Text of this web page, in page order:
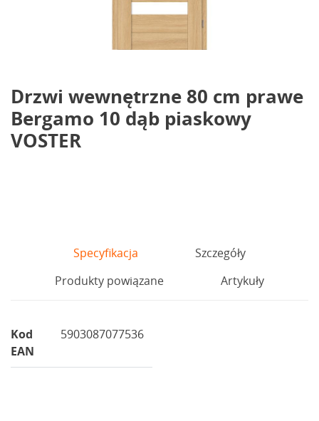
Drzwi wewnętrzne 80 cm prawe
Bergamo 10 dąb piaskowy
VOSTER
Specyfikacja
Szczegóły
Produkty powiązane
Artykuły
Kod
EAN
5903087077536